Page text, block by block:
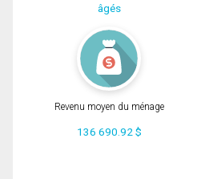
âgés
Revenu moyen du ménage
136 690.92 $